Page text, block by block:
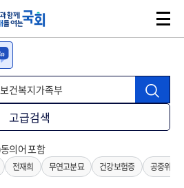
고급검색
동의어 포함
전재희 무연고분묘 건강보험증 공중위생